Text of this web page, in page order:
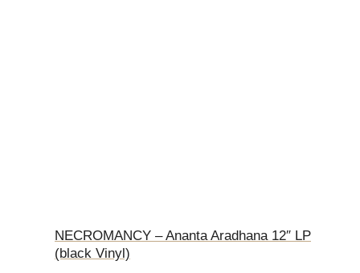
NECROMANCY – Ananta Aradhana 12″ LP
(black Vinyl)